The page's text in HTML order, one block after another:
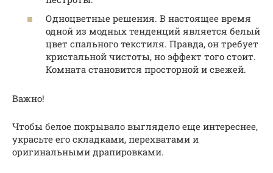
Одноцветные решения. В настоящее время
одной из модных тенденций является белый
цвет спального текстиля. Правда, он требует
кристальной чистоты, но эффект того стоит.
Комната становится просторной и свежей.
Важно!
Чтобы белое покрывало выглядело еще интереснее,
украсьте его складками, перехватами и
оригинальными драпировками.